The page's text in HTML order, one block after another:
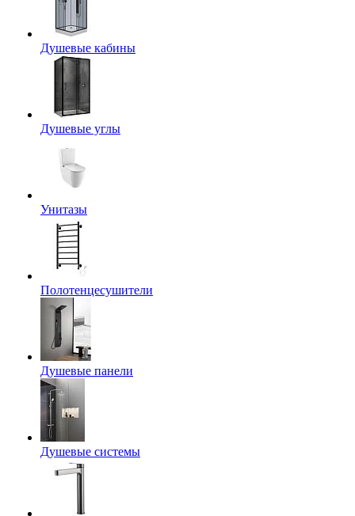
Душевые кабины
Душевые углы
Унитазы
Полотенцесушители
Душевые панели
Душевые системы